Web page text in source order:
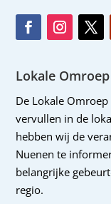
Lokale
De Lokale
vervullen in de
hebben wij de
Nuenen te
belangrijke
regio.